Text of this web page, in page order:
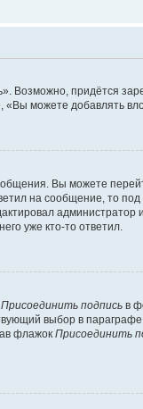
Возможно, придётся
можете добавлять
Вы можете
на сообщение, то
администратор
уже кто-то ответил.
Присоединить подпись в
выбор в
флажок Присоединить